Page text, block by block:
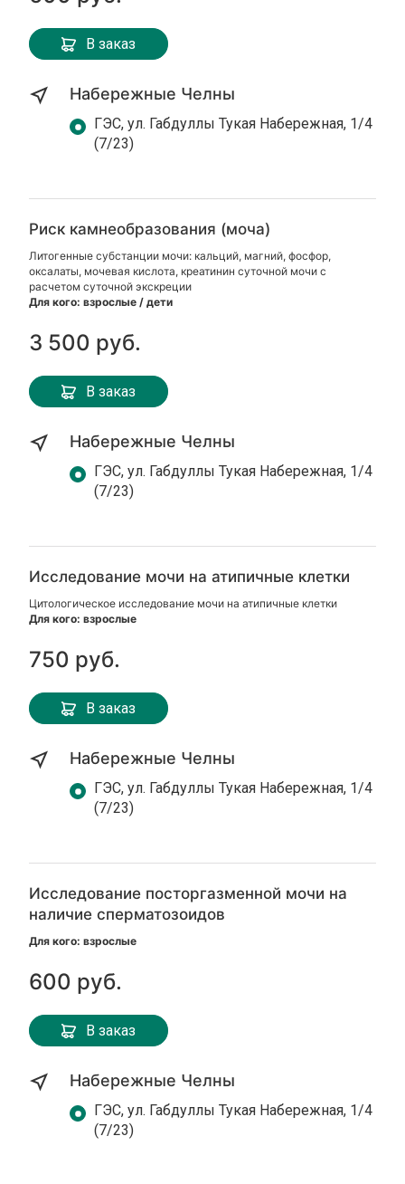
В заказ
Набережные Челны
ГЭС, ул. Габдуллы Тукая Набережная, 1/4
(7/23)
Риск камнеобразования (моча)
Литогенные субстанции мочи: кальций, магний, фосфор,
оксалаты, мочевая кислота, креатинин суточной мочи с
расчетом суточной экскреции
Для кого: взрослые / дети
3 500 руб.
В заказ
Набережные Челны
ГЭС, ул. Габдуллы Тукая Набережная, 1/4
(7/23)
Исследование мочи на атипичные клетки
Цитологическое исследование мочи на атипичные клетки
Для кого: взрослые
750 руб.
В заказ
Набережные Челны
ГЭС, ул. Габдуллы Тукая Набережная, 1/4
(7/23)
Исследование посторгазменной мочи на
наличие сперматозоидов
Для кого: взрослые
600 руб.
В заказ
Набережные Челны
ГЭС, ул. Габдуллы Тукая Набережная, 1/4
(7/23)